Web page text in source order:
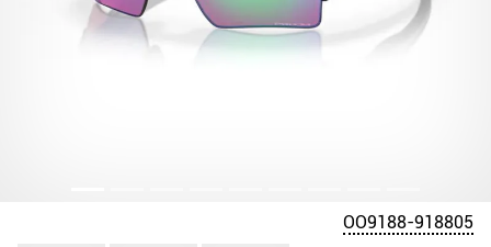
OO9188-918805